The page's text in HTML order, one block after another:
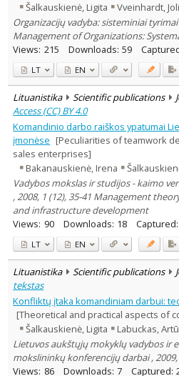
Šalkauskienė, Ligita
Vveinhardt,
Organizacijų vadyba: sisteminiai tyrimai
Management of Organizations:
Views: 215 Downloads: 59
LT EN
Lituanistika Scientific publications
Access (CC) BY 4.0
Komandinio darbo raiškos ypatumai
įmonėse [Peculiarities of teamwork
sales enterprises]
Bakanauskienė, Irena
Vadybos mokslas ir studijos - kaimo
, 2008, 1 (12), 35-41 Management
and infrastructure development
Views: 90 Downloads: 18 Captured:
LT EN
Lituanistika Scientific publications
tekstas
Konfliktų įtaka komandiniam darbui:
[Theoretical and practical aspects of
Šalkauskienė, Ligita
Labuckas,
Lietuvos aukštųjų mokyklų vadybos ir
mokslininkų konferencijų darbai , 2009,
Views: 86 Downloads: 7 Captured: